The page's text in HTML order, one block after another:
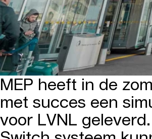
MEP heeft in de
met succes een
voor LVNL